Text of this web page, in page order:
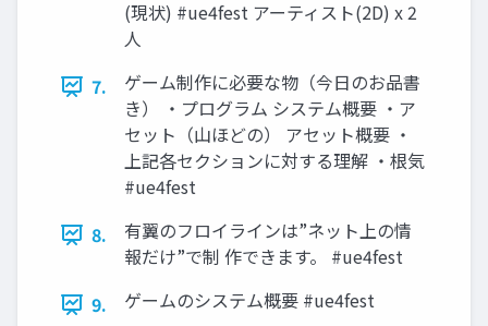
(現状) #ue4fest アーティスト(2D) x 2
人
7.
ゲーム制作に必要な物（今日のお品書
き） ・プログラム システム概要 ・ア
セット（山ほどの） アセット概要 ・
上記各セクションに対する理解 ・根気
#ue4fest
8.
有翼のフロイラインは”ネット上の情
報だけ”で制 作できます。 #ue4fest
9.
ゲームのシステム概要 #ue4fest